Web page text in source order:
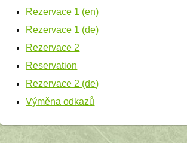
Rezervace 1 (en)
Rezervace 1 (de)
Rezervace 2
Reservation
Rezervace 2 (de)
Výměna odkazů